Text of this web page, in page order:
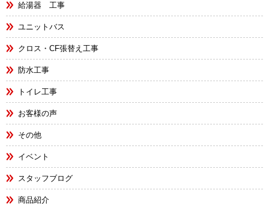
給湯器 工事
ユニットバス
クロス・CF張替え工事
防水工事
トイレ工事
お客様の声
その他
イベント
スタッフブログ
商品紹介